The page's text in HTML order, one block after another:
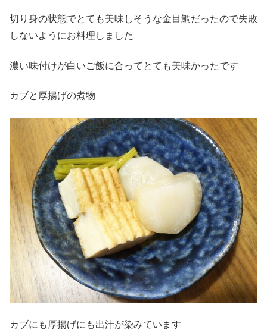
切り身の状態でとても美味しそうな金目鯛だったので失敗
しないようにお料理しました
濃い味付けが白いご飯に合ってとても美味かったです
カブと厚揚げの煮物
カブにも厚揚げにも出汁が染みています